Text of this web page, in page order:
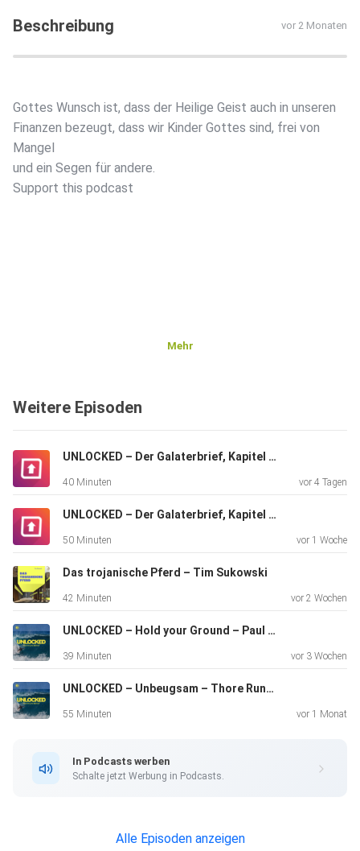
Beschreibung vor 2 Monaten
Gottes Wunsch ist, dass der Heilige Geist auch in unseren
Finanzen bezeugt, dass wir Kinder Gottes sind, frei von
Mangel
und ein Segen für andere.
Support this podcast
Mehr
Weitere Episoden
UNLOCKED – Der Galaterbrief, Kapitel 4 – Patrick Geis
40 Minuten vor 4 Tagen
UNLOCKED – Der Galaterbrief, Kapitel 3 – Thore Runkel
50 Minuten vor 1 Woche
Das trojanische Pferd – Tim Sukowski
42 Minuten vor 2 Wochen
UNLOCKED – Hold your Ground – Paul Zänker
39 Minuten vor 3 Wochen
UNLOCKED – Unbeugsam – Thore Runkel
55 Minuten vor 1 Monat
In Podcasts werben
Schalte jetzt Werbung in Podcasts.
Alle Episoden anzeigen